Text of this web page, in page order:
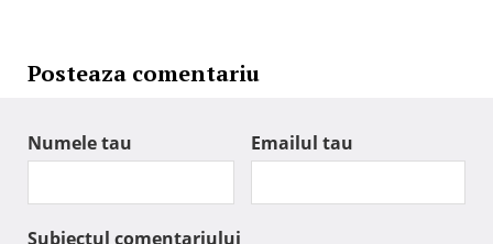
Posteaza comentariu
Numele tau Emailul tau
Subiectul comentariului